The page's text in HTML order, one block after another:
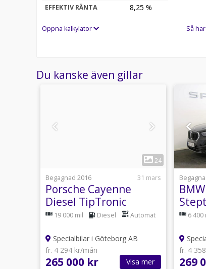
EFFEKTIV RÄNTA 8,25 %
Öppna kalkylator Så
Du kanske även gillar
24
Begagnad 2016
31 mars
Porsche Cayenne
Diesel TipTronic
Dragkrok Svensksåld
19 000 mil Diesel Automat
Specialbilar i Göteborg AB
fr. 4 294 kr/mån
265 000 kr Visa mer
Navi
6 400
fr. 4
269